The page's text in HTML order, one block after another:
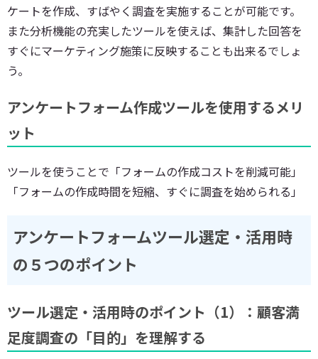
ケートを作成、すばやく調査を実施することが可能です。
また分析機能の充実したツールを使えば、集計した回答を
すぐにマーケティング施策に反映することも出来るでしょ
う。
アンケートフォーム作成ツールを使用するメリ
ット
ツールを使うことで「フォームの作成コストを削減可能」
「フォームの作成時間を短縮、すぐに調査を始められる」
アンケートフォームツール選定・活用時
の５つのポイント
ツール選定・活用時のポイント（1）：顧客満
足度調査の「目的」を理解する